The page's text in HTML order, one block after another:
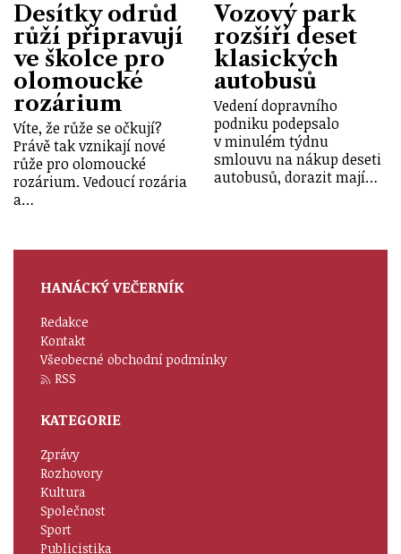
Desítky odrůd
růží připravují
ve školce pro
olomoucké
rozárium
Víte, že růže se očkují?
Právě tak vznikají nové
růže pro olomoucké
rozárium. Vedoucí rozária
a…
Vozový park
rozšíří deset
klasických
autobusů
Vedení dopravního
podniku podepsalo
v minulém týdnu
smlouvu na nákup deseti
autobusů, dorazit mají…
HANÁCKÝ VEČERNÍK
Redakce
Kontakt
Všeobecné obchodní podmínky
RSS
KATEGORIE
Zprávy
Rozhovory
Kultura
Společnost
Sport
Publicistika